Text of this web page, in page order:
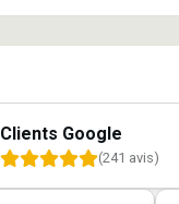
Google
(241 avis)